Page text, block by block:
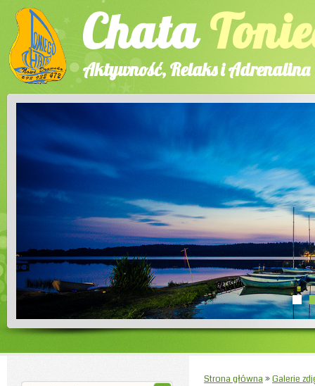
Chata
Aktywność, Relaks i Adrenalina
Strona główna »Galerie